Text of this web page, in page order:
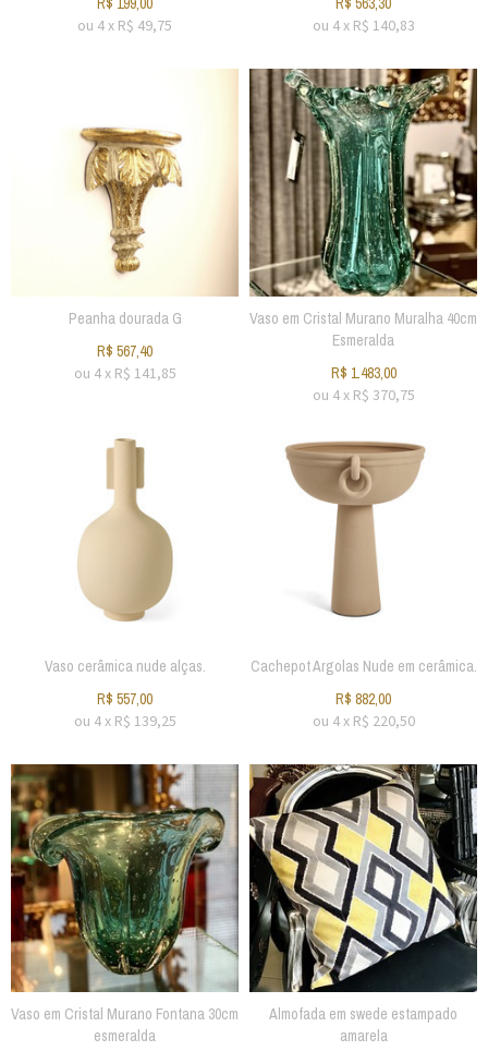
ou 4x R$ 49,75
ou 4x R$ 140,83
Peanha dourada G
R$ 567,40
ou 4x R$ 141,85
Vaso em Cristal Murano Muralha 40cm
Esmeralda
R$ 1.483,00
ou 4x R$ 370,75
Vaso cerâmica nude alças.
R$ 557,00
ou 4x R$ 139,25
Cachepot Argolas Nude em cerâmica.
R$ 882,00
ou 4x R$ 220,50
Vaso em Cristal Murano Fontana 30cm
esmeralda
Almofada em swede estampado
amarela